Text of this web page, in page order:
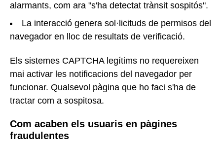
alarmants, com ara "s'ha detectat trànsit sospitós".
La interacció genera sol·licituds de permisos del
navegador en lloc de resultats de verificació.
Els sistemes CAPTCHA legítims no requereixen
mai activar les notificacions del navegador per
funcionar. Qualsevol pàgina que ho faci s'ha de
tractar com a sospitosa.
Com acaben els usuaris en pàgines
fraudulentes